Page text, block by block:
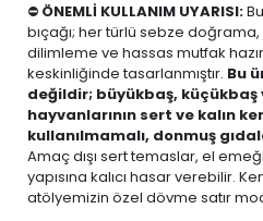
⛔ ÖNEMLİ KULLANIM UYARISI:
bıçağı; her türlü sebze
dilimleme ve hassas mutfak
keskinliğinde tasarlanmıştır. Bu
değildir; büyükbaş, küçükbaş
hayvanlarının sert ve kalın
kullanılmamalı, donmuş
Amaç dışı sert temaslar, el
yapısına kalıcı hasar verebilir.
atölyemizin özel dövme satır